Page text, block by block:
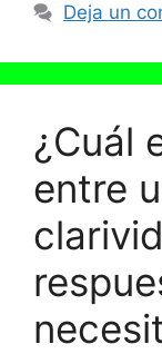
Deja un
¿Cuál
entre